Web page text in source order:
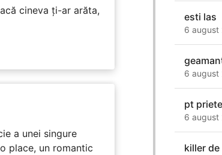
cineva ți-ar arăta,
a unei singure
place, un romantic
esti las
6 august
6 august
pt
6 august
killer